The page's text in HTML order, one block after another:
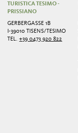
TURISTICA TESIMO -
PRISSIANO
GERBERGASSE 1B
I-39010 TISENS/TESIMO
TEL.+39 0473 920 822